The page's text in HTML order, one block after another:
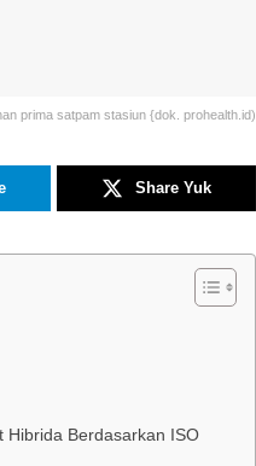
prima satpam stasiun {dok. prohealth.id)
Share Yuk
Hibrida Berdasarkan ISO